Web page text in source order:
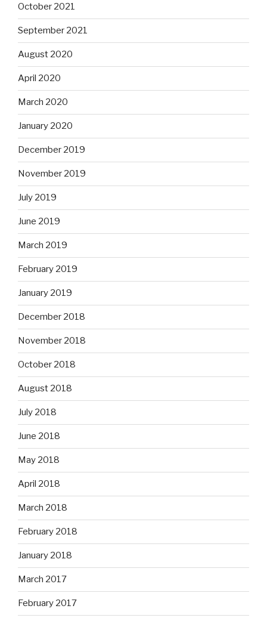
October 2021
September 2021
August 2020
April 2020
March 2020
January 2020
December 2019
November 2019
July 2019
June 2019
March 2019
February 2019
January 2019
December 2018
November 2018
October 2018
August 2018
July 2018
June 2018
May 2018
April 2018
March 2018
February 2018
January 2018
March 2017
February 2017